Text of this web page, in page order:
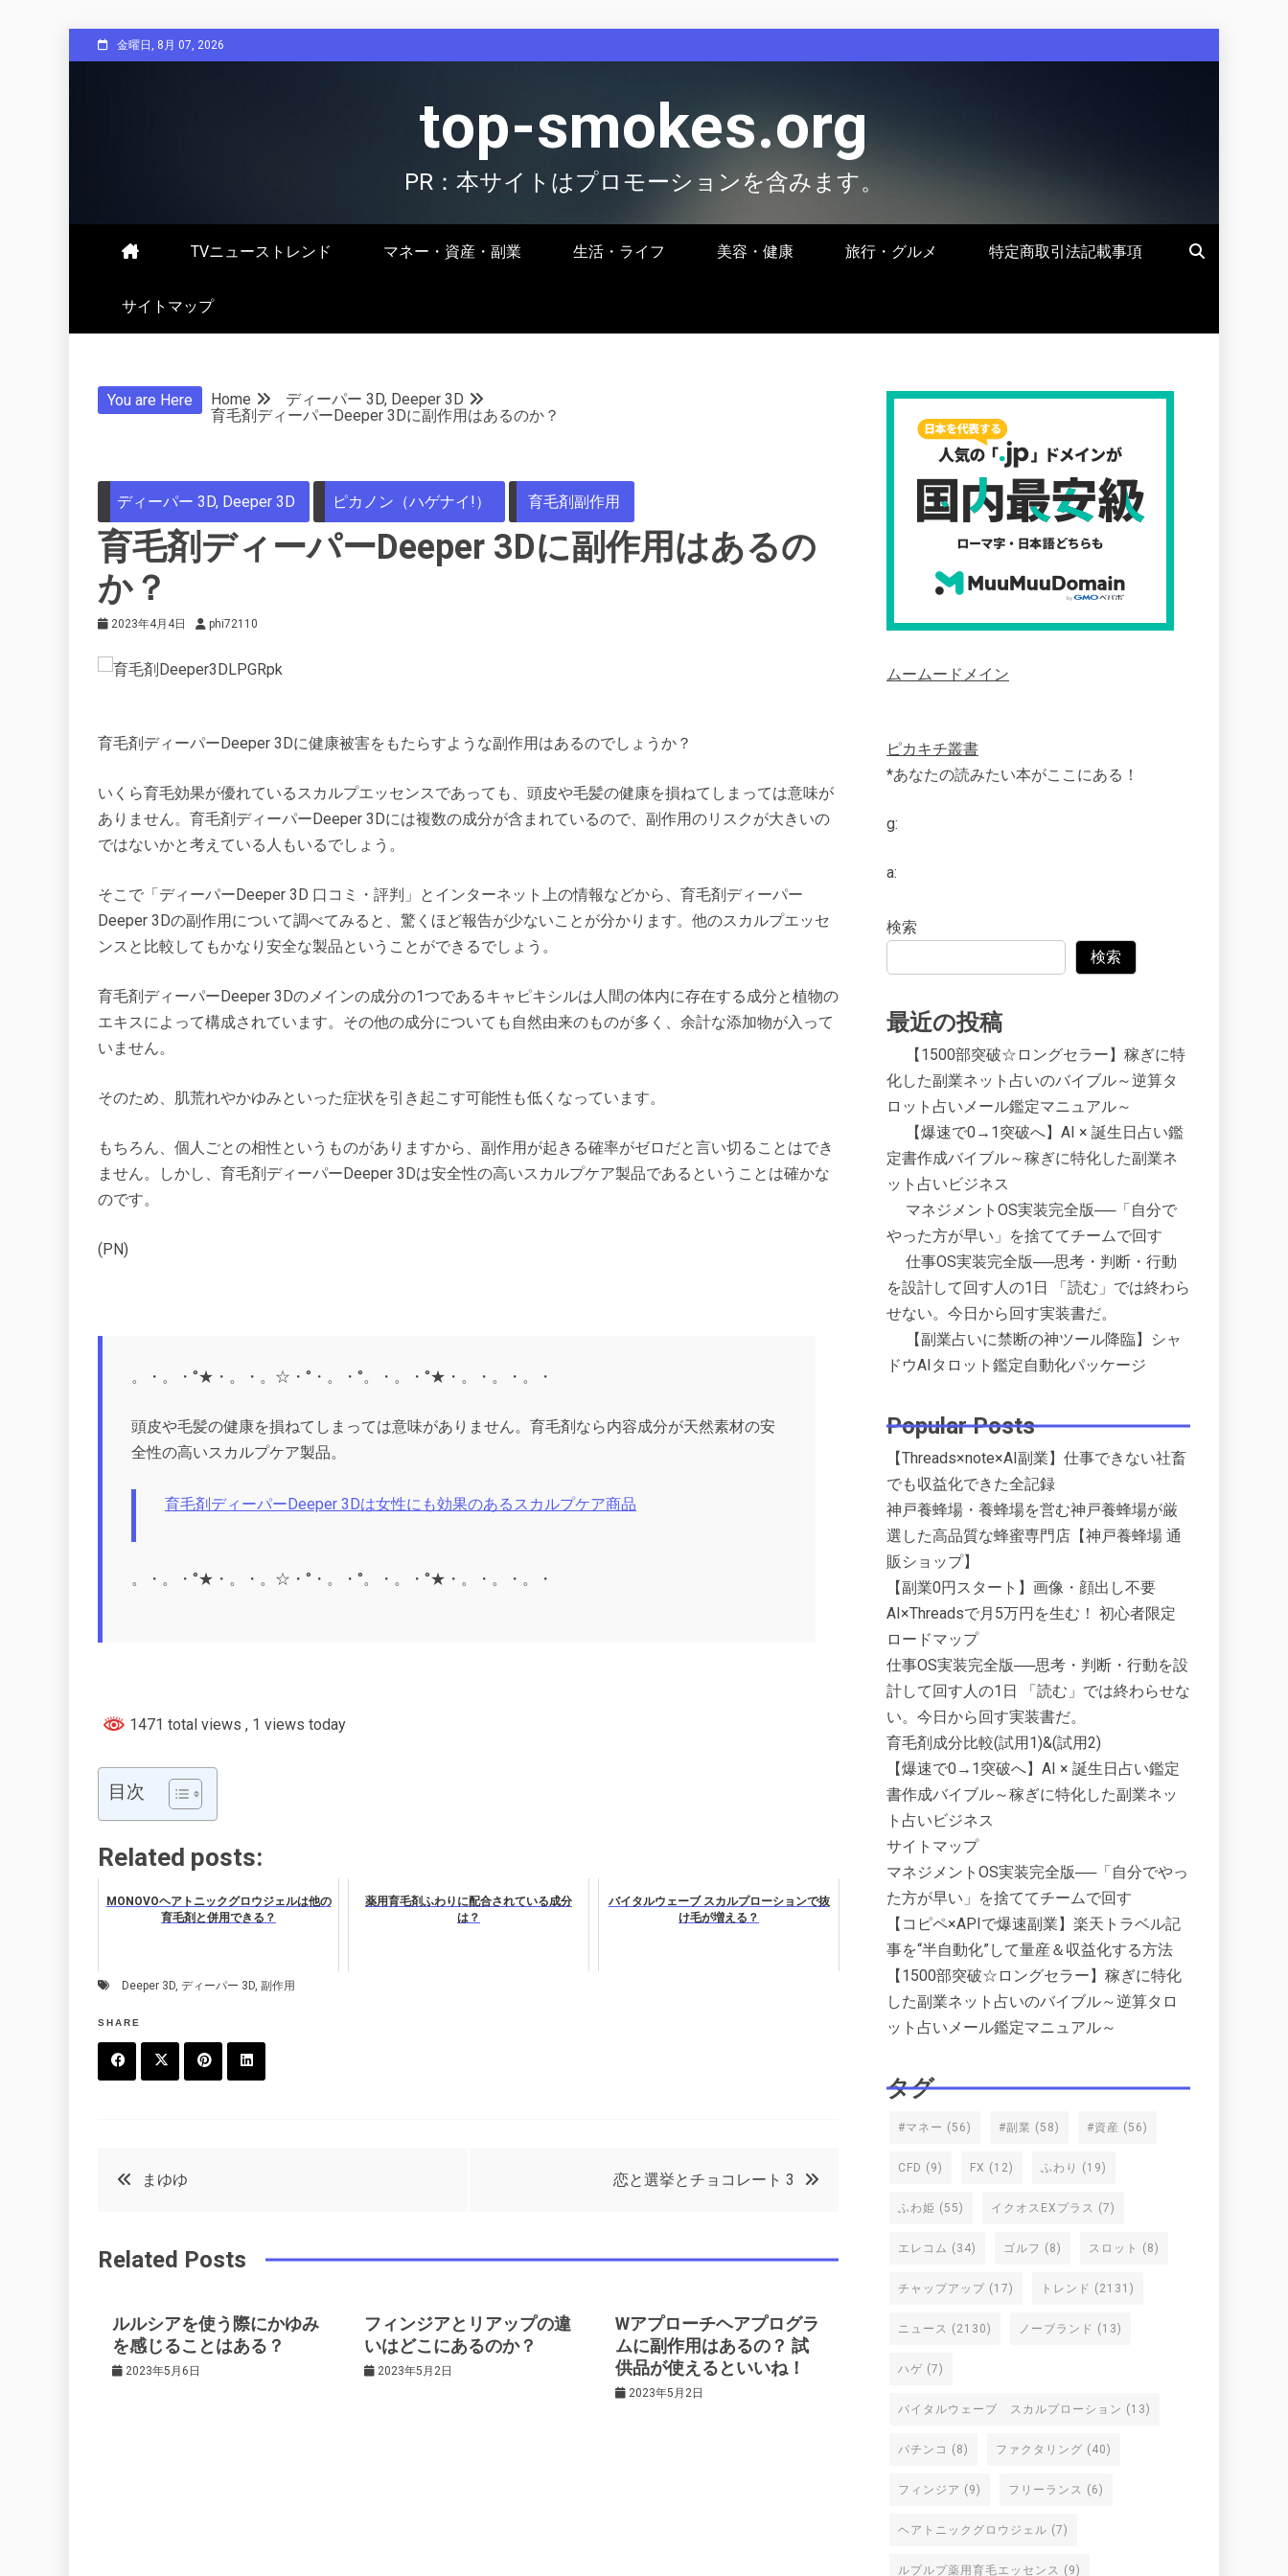
to
金曜日, 8月 07, 2026
top-smokes.org
PR：本サイトはプロモーションを含みます。
TVニューストレンド マネー・資産・副業 生活・ライフ 美容・健康 旅行・グルメ 特定商取引法記載事項
サイトマップ
You are Here Home
ディーパー 3D, Deeper 3D
育毛剤ディーパーDeeper 3Dに副作用はあるのか？
ディーパー 3D, Deeper 3D ピカノン（ハゲナイ!） 育毛剤副作用
育毛剤ディーパーDeeper 3Dに副作用はあるの
か？
2023年4月4日 phi72110
育毛剤ディーパーDeeper 3Dに健康被害をもたらすような副作用はあるのでしょうか？
いくら育毛効果が優れているスカルプエッセンスであっても、頭皮や毛髪の健康を損ねてしまっては意味が
ありません。育毛剤ディーパーDeeper 3Dには複数の成分が含まれているので、副作用のリスクが大きいの
ではないかと考えている人もいるでしょう。
そこで「ディーパーDeeper 3D 口コミ・評判」とインターネット上の情報などから、育毛剤ディーパー
Deeper 3Dの副作用について調べてみると、驚くほど報告が少ないことが分かります。他のスカルプエッセ
ンスと比較してもかなり安全な製品ということができるでしょう。
育毛剤ディーパーDeeper 3Dのメインの成分の1つであるキャピキシルは人間の体内に存在する成分と植物の
エキスによって構成されています。その他の成分についても自然由来のものが多く、余計な添加物が入って
いません。
そのため、肌荒れやかゆみといった症状を引き起こす可能性も低くなっています。
もちろん、個人ごとの相性というものがありますから、副作用が起きる確率がゼロだと言い切ることはでき
ません。しかし、育毛剤ディーパーDeeper 3Dは安全性の高いスカルプケア製品であるということは確かな
のです。
(PN)
。・。・°★・。・。☆・°・。・°。・。・°★・。・。・。・
頭皮や毛髪の健康を損ねてしまっては意味がありません。育毛剤なら内容成分が天然素材の安
全性の高いスカルプケア製品。
育毛剤ディーパーDeeper 3Dは女性にも効果のあるスカルプケア商品
。・。・°★・。・。☆・°・。・°。・。・°★・。・。・。・
1471 total views , 1 views today
目次
Related posts:
MONOVOヘアトニックグロウジェルは他の
育毛剤と併用できる？
薬用育毛剤ふわりに配合されている成分
は？
バイタルウェーブ スカルプローションで抜
け毛が増える？
Deeper 3D, ディーパー 3D, 副作用
SHARE
o
k
t
r
e
t
in
投
ナ
ビ
ゲ
まゆゆ 恋と選挙とチョコレート 3
Related Posts
ルルシアを使う際にかゆみ
を感じることはある？
2023年5月6日
フィンジアとリアップの違
いはどこにあるのか？
2023年5月2日
Wアプローチヘアプログラ
ムに副作用はあるの？ 試
供品が使えるといいね！
2023年5月2日
ムームードメイン
ピカキチ叢書
*あなたの読みたい本がここにある！
g:
a:
検索
検索
最近の投稿
【1500部突破☆ロングセラー】稼ぎに特
化した副業ネット占いのバイブル～逆算タ
ロット占いメール鑑定マニュアル～
【爆速で0→1突破へ】AI × 誕生日占い鑑
定書作成バイブル～稼ぎに特化した副業ネ
ット占いビジネス
マネジメントOS実装完全版──「自分で
やった方が早い」を捨ててチームで回す
仕事OS実装完全版──思考・判断・行動
を設計して回す人の1日 「読む」では終わら
せない。今日から回す実装書だ。
【副業占いに禁断の神ツール降臨】シャ
ドウAIタロット鑑定自動化パッケージ
Popular Posts
【Threads×note×AI副業】仕事できない社畜
でも収益化できた全記録
神戸養蜂場・養蜂場を営む神戸養蜂場が厳
選した高品質な蜂蜜専門店【神戸養蜂場 通
販ショップ】
【副業0円スタート】画像・顔出し不要
AI×Threadsで月5万円を生む！ 初心者限定
ロードマップ
仕事OS実装完全版──思考・判断・行動を設
計して回す人の1日 「読む」では終わらせな
い。今日から回す実装書だ。
育毛剤成分比較(試用1)&(試用2)
【爆速で0→1突破へ】AI × 誕生日占い鑑定
書作成バイブル～稼ぎに特化した副業ネッ
ト占いビジネス
サイトマップ
マネジメントOS実装完全版──「自分でやっ
た方が早い」を捨ててチームで回す
【コピペ×APIで爆速副業】楽天トラベル記
事を“半自動化”して量産＆収益化する方法
【1500部突破☆ロングセラー】稼ぎに特化
した副業ネット占いのバイブル～逆算タロ
ット占いメール鑑定マニュアル～
タグ
#マネー (56) #副業 (58) #資産 (56)
CFD (9) FX (12) ふわり (19)
ふわ姫 (55) イクオスEXプラス (7)
エレコム (34) ゴルフ (8) スロット (8)
チャップアップ (17) トレンド (2131)
ニュース (2130) ノーブランド (13)
ハゲ (7)
バイタルウェーブ スカルプローション (13)
パチンコ (8) ファクタリング (40)
フィンジア (9) フリーランス (6)
ヘアトニックグロウジェル (7)
ルプルプ薬用育毛エッセンス (9)